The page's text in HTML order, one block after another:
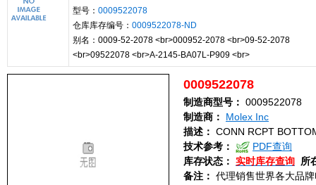
型号： 0009522078
仓库库存编号： 0009522078-ND
别名：0009-52-2078 <br>000952-2078 <br>09-52-2078
<br>09522078 <br>A-2145-BA07L-P909 <br>
0009522078
制造商型号： 0009522078
制造商：
Molex Inc
描述： CONN RCPT
技术参考：
PDF查询
库存状态： 实时库存查询
所
备注： 代理销售世界各大品